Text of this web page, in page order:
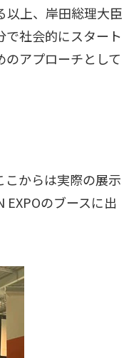
以上、岸田総理大臣
社会的にスタート
アプローチとして
こからは実際の展示
のブースに出